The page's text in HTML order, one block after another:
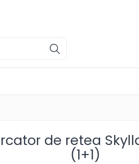
de retea
(1+1)